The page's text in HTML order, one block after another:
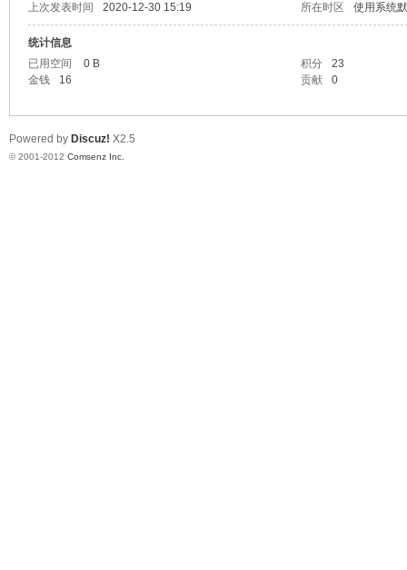
上次发表时间
2020-12-30 15:19 所在时区 使用系统
统计信息
已用空间
0 B 积分
23
金钱
16 贡献 0
Powered by Discuz! X2.5
© 2001-2012 Comsenz Inc.